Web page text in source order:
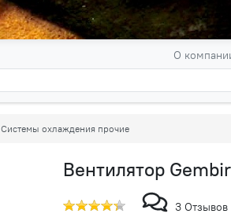
О
Системы охлаждения прочие
Вентилятор
3 Отзывов